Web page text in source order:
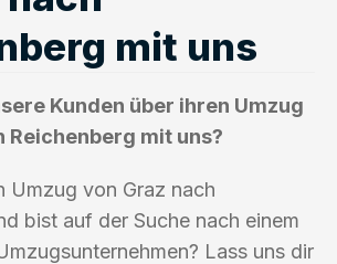
mit uns
Kunden über ihren Umzug
Reichenberg mit uns?
Umzug von Graz nach
bist auf der Suche nach einem
Lass uns dir